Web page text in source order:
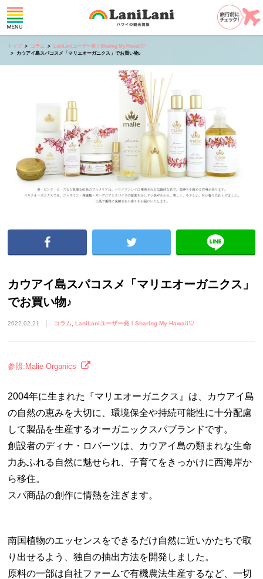
トップ コラム
LaniLaniユーザー発！Sharing My Hawaii♡
カウアイ島スパコスメ「マリエオーガニクス」でお買い物♪
カウアイ島スパコスメ「マリエオーガニクス」
でお買い物♪
2022.02.21 コラム LaniLaniユーザー発！Sharing My Hawaii♡
参照:Malie Organics
2004年に生まれた『マリエオーガニクス』は、カウアイ島
の自然の恵みを大切に、環境保全や持続可能性に十分配慮
して製品を生産するオーガニックスパブランドです。
創設者のディナ・ロバーツは、カウアイ島の類まれな生命
力あふれる自然に魅せられ、子育てをきっかけに西海岸か
ら移住。
スパ商品の創作に情熱を注ぎます。
南国植物のエッセンスをできるだけ自然に近いかたちで取
り出せるよう、独自の抽出方法を開発しました。
原料の一部は自社ファームで有機農法生産するなど、一切